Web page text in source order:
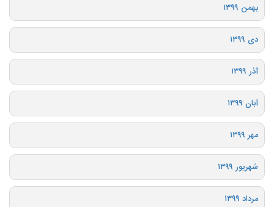
بهمن ۱۳۹۹
دی ۱۳۹۹
آذر ۱۳۹۹
آبان ۱۳۹۹
مهر ۱۳۹۹
شهریور ۱۳۹۹
مرداد ۱۳۹۹